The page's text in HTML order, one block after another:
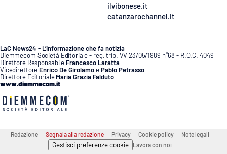
ilvibonese.it
catanzarochannel.it
LaC News24 - L’informazione che fa notizia
Diemmecom Società Editoriale - reg. trib. VV 23/05/1989 n°68 - R.O.C. 4049
Direttore Responsabile Francesco Laratta
Vicedirettore Enrico De GirolamoePablo Petrasso
Direttore Editoriale Maria Grazia Falduto
www.diemmecom.it
Redazione Segnala alla redazione Privacy Cookie policy Note legali
Gestisci preferenze cookie Lavora con noi